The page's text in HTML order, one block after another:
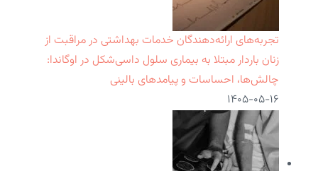
تجربه‌های ارائه‌دهندگان خدمات بهداشتی در مراقبت از
زنان باردار مبتلا به بیماری سلول داسی‌شکل در اوگاندا:
چالش‌ها، احساسات و پیامدهای بالینی
۱۴۰۵-۰۵-۱۶